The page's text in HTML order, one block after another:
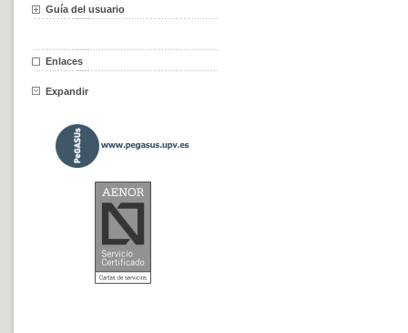
Guía del usuario
Enlaces
Expandir